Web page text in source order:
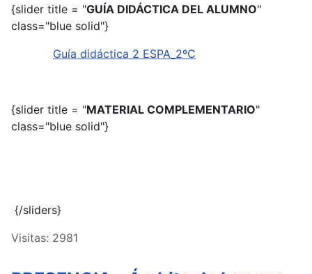
{slider title = "GUÍA DIDÁCTICA DEL ALUMNO"
class="blue solid"}
Guía didáctica 2 ESPA_2ºC
{slider title = "MATERIAL COMPLEMENTARIO"
class="blue solid"}
{/sliders}
Visitas: 2981